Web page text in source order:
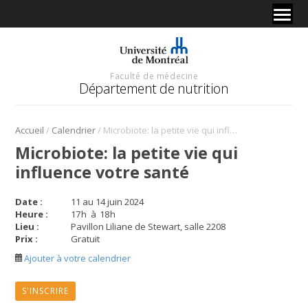
Faculté de médecine
Département de nutrition
Accueil / Calendrier/ Microbiote: la petite vie qui influence votre santé
Microbiote: la petite vie qui
influence votre santé
Date :
11 au 14 juin 2024
Heure :
17h à 18h
Lieu :
Pavillon Liliane de Stewart, salle 2208
Prix :
Gratuit
Ajouter à votre calendrier
S'INSCRIRE